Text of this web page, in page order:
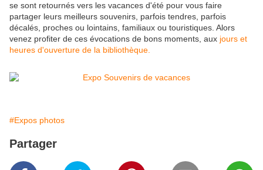
se sont retournés vers les vacances d'été pour vous faire
partager leurs meilleurs souvenirs, parfois tendres, parfois
décalés, proches ou lointains, familiaux ou touristiques. Alors
venez profiter de ces évocations de bons moments, aux jours et
heures d'ouverture de la bibliothèque.
#Expos photos
Partager